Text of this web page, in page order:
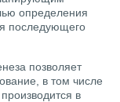
определения
последующего
позволяет
в том числе
в